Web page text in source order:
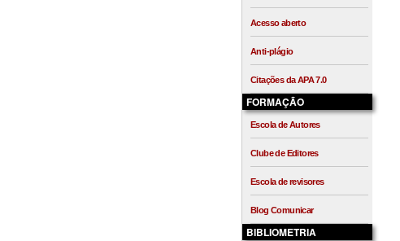
Acesso aberto
Anti-plágio
Citações da APA 7.0
FORMAÇÃO
Escola de Autores
Clube de Editores
Escola de revisores
Blog Comunicar
BIBLIOMETRIA